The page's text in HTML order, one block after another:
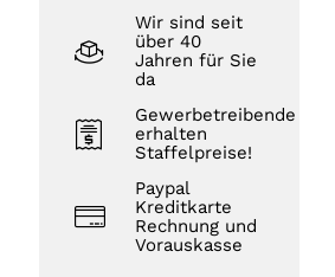
Wir sind seit
über 40
Jahren für Sie
da
Gewerbetreibende
erhalten
Staffelpreise!
Paypal
Kreditkarte
Rechnung und
Vorauskasse